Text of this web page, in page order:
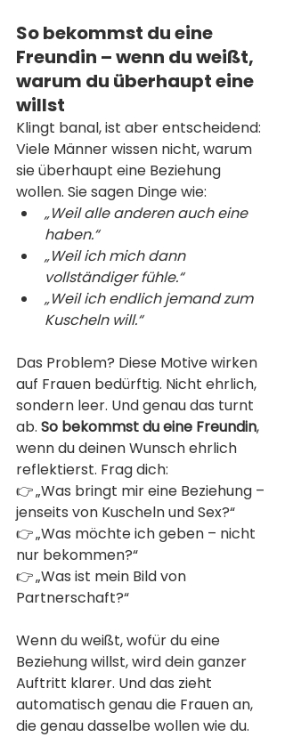
So bekommst du eine
Freundin – wenn du weißt,
warum du überhaupt eine
willst
Klingt banal, ist aber entscheidend:
Viele Männer wissen nicht, warum
sie überhaupt eine Beziehung
wollen. Sie sagen Dinge wie:
„Weil alle anderen auch eine
haben.“
„Weil ich mich dann
vollständiger fühle.“
„Weil ich endlich jemand zum
Kuscheln will.“
Das Problem? Diese Motive wirken
auf Frauen bedürftig. Nicht ehrlich,
sondern leer. Und genau das turnt
ab. So bekommst du eine Freundin,
wenn du deinen Wunsch ehrlich
reflektierst. Frag dich:
👉 „Was bringt mir eine Beziehung –
jenseits von Kuscheln und Sex?“
👉 „Was möchte ich geben – nicht
nur bekommen?“
👉 „Was ist mein Bild von
Partnerschaft?“
Wenn du weißt, wofür du eine
Beziehung willst, wird dein ganzer
Auftritt klarer. Und das zieht
automatisch genau die Frauen an,
die genau dasselbe wollen wie du.